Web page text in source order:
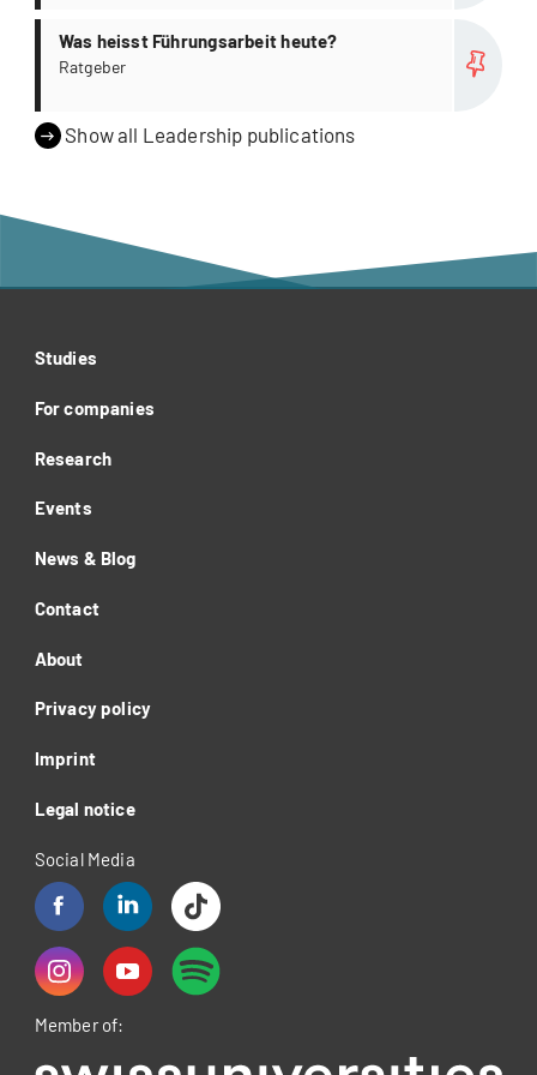
Was heisst Führungsarbeit heute?
Ratgeber
Show all Leadership publications
Studies
For companies
Research
Events
News & Blog
Contact
About
Privacy policy
Imprint
Legal notice
Social Media
Member of: